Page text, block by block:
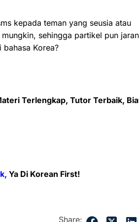
kepada teman yang seusia atau
sehingga partikel pun
bahasa Korea?
Terlengkap, Tutor Terbaik,
Ya Di Korean First!
Share: